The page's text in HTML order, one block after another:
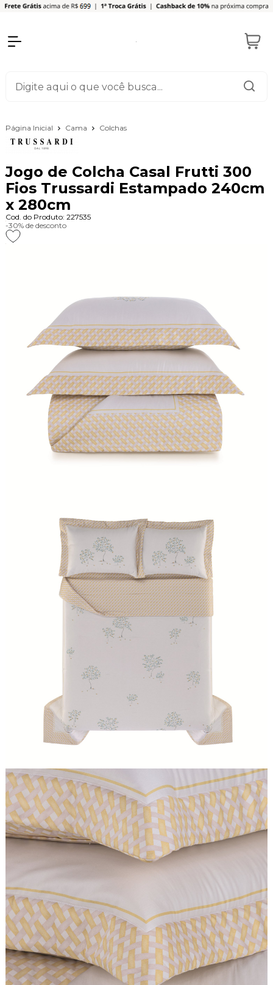
Página Inicial Cama Colchas
Jogo de Colcha Casal Frutti 300
Fios Trussardi Estampado 240cm
x 280cm
Cod. do Produto: 227535
-30% de desconto